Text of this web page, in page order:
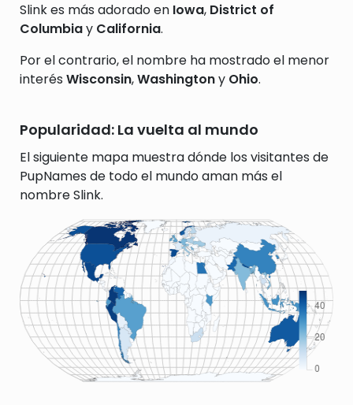
Slink es más adorado en Iowa, District of
Columbiay California.
Por el contrario, el nombre ha mostrado el menor
interés Wisconsin,Washingtony Ohio.
Popularidad: La vuelta al mundo
El siguiente mapa muestra dónde los visitantes de
PupNames de todo el mundo aman más el
nombre Slink.